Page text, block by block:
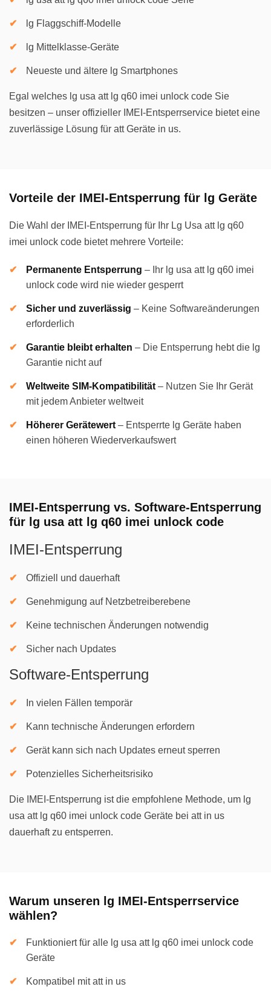
lg Flaggschiff-Modelle
lg Mittelklasse-Geräte
Neueste und ältere lg Smartphones
Egal welches lg usa att lg q60 imei unlock code Sie
besitzen – unser offizieller IMEI-Entsperrservice bietet eine
zuverlässige Lösung für att Geräte in us.
Vorteile der IMEI-Entsperrung für lg Geräte
Die Wahl der IMEI-Entsperrung für Ihr Lg Usa att lg q60
imei unlock code bietet mehrere Vorteile:
Permanente Entsperrung – Ihr lg usa att lg q60 imei
unlock code wird nie wieder gesperrt
Sicher und zuverlässig – Keine Softwareänderungen
erforderlich
Garantie bleibt erhalten – Die Entsperrung hebt die lg
Garantie nicht auf
Weltweite SIM-Kompatibilität – Nutzen Sie Ihr Gerät
mit jedem Anbieter weltweit
Höherer Gerätewert – Entsperrte lg Geräte haben
einen höheren Wiederverkaufswert
IMEI-Entsperrung vs. Software-Entsperrung
für lg usa att lg q60 imei unlock code
IMEI-Entsperrung
Offiziell und dauerhaft
Genehmigung auf Netzbetreiberebene
Keine technischen Änderungen notwendig
Sicher nach Updates
Software-Entsperrung
In vielen Fällen temporär
Kann technische Änderungen erfordern
Gerät kann sich nach Updates erneut sperren
Potenzielles Sicherheitsrisiko
Die IMEI-Entsperrung ist die empfohlene Methode, um lg
usa att lg q60 imei unlock code Geräte bei att in us
dauerhaft zu entsperren.
Warum unseren lg IMEI-Entsperrservice
wählen?
Funktioniert für alle lg usa att lg q60 imei unlock code
Geräte
Kompatibel mit att in us